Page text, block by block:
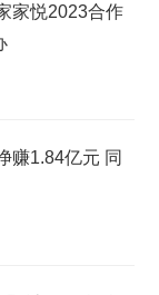
家悦2023合作
赚1.84亿元 同